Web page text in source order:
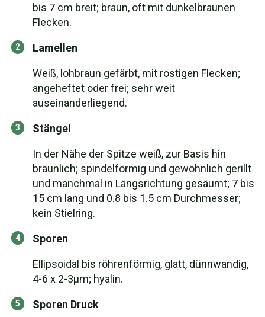
bis 7 cm breit; braun, oft mit dunkelbraunen
Flecken.
Lamellen
Weiß, lohbraun gefärbt, mit rostigen Flecken;
angeheftet oder frei; sehr weit
auseinanderliegend.
Stängel
In der Nähe der Spitze weiß, zur Basis hin
bräunlich; spindelförmig und gewöhnlich gerillt
und manchmal in Längsrichtung gesäumt; 7 bis
15 cm lang und 0.8 bis 1.5 cm Durchmesser;
kein Stielring.
Sporen
Ellipsoidal bis röhrenförmig, glatt, dünnwandig,
4-6 x 2-3μm; hyalin.
Sporen Druck